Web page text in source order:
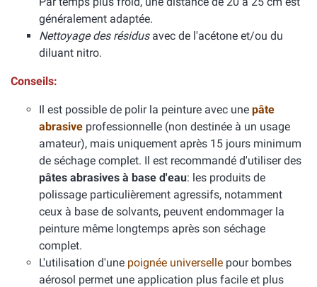
généralement adaptée.
Nettoyage des résidusavec de l'acétone et/ou du
diluant nitro.
Conseils:
Il est possible de polir la peinture avec une pâte
abrasive professionnelle (non destinée à un usage
amateur), mais uniquement après 15 jours minimum
de séchage complet. Il est recommandé d'utiliser des
pâtes abrasives à base d'eau: les produits de
polissage particulièrement agressifs, notamment
ceux à base de solvants, peuvent endommager la
peinture même longtemps après son séchage
complet.
L'utilisation d'une poignée universelle pour bombes
aérosol permet une application plus facile et plus